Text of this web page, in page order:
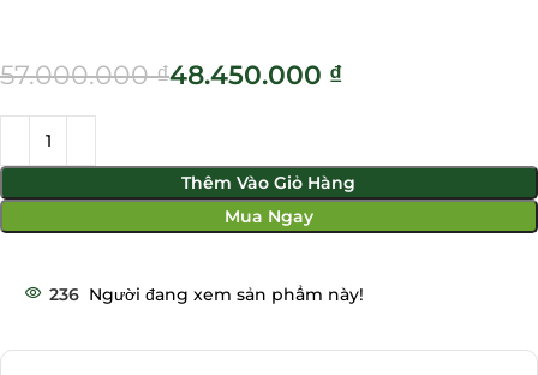
57.000.000₫48.450.000 ₫
Thêm Vào Giỏ Hàng
Mua Ngay
236 Người đang xem sản phẩm này!